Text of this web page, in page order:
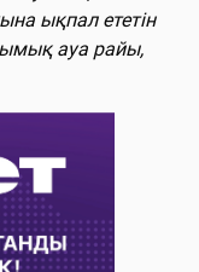
ықпал ететін
ауа райы,